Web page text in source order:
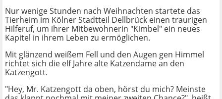
Nur wenige Stunden nach Weihnachten startete das
Tierheim im Kölner Stadtteil Dellbrück einen traurigen
Hilferuf, um ihrer Mitbewohnerin "Kimbel" ein neues
Kapitel in ihrem Leben zu ermöglichen.
Mit glänzend weißem Fell und den Augen gen Himmel
richtet sich die elf Jahre alte Katzendame an den
Katzengott.
"Hey, Mr. Katzengott da oben, hörst du mich? Meinste